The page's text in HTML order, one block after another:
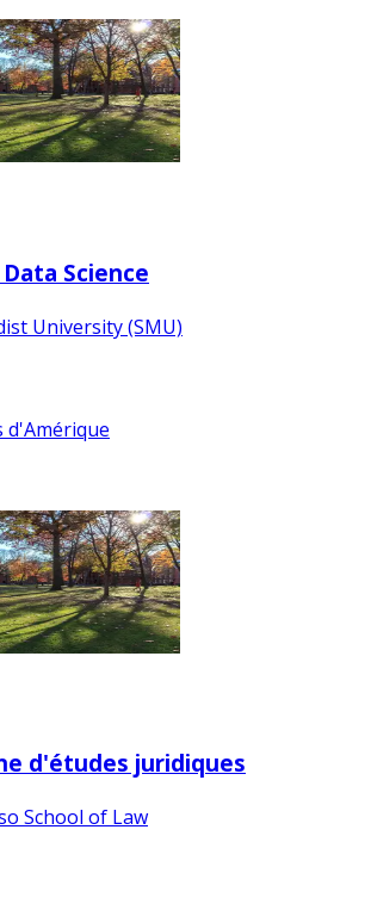
Science
University (SMU)
d'Amérique
d'études juridiques
School of Law